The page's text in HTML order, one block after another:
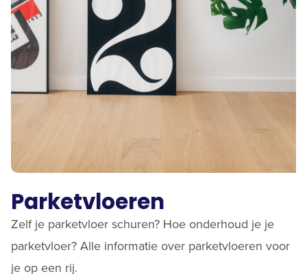
Parketvloeren
Zelf je parketvloer schuren? Hoe onderhoud je je
parketvloer? Alle informatie over parketvloeren voor
je op een rij.